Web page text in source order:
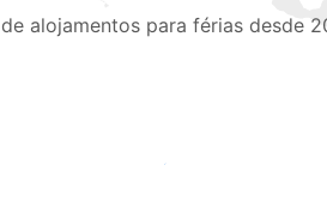
de alojamentos para férias desde
Chegue hoje mesmo a novas pessoas